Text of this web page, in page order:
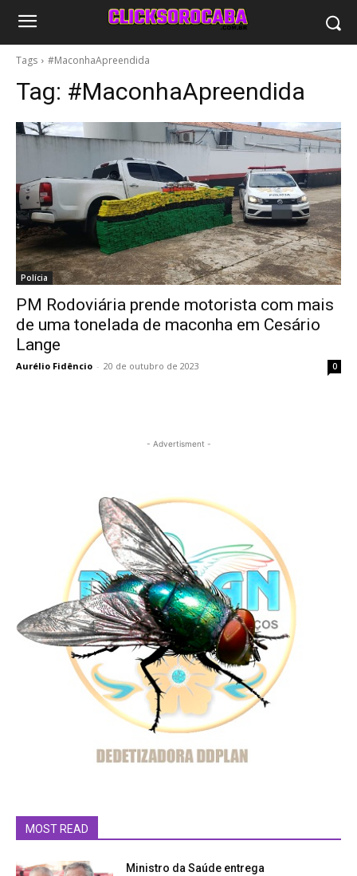
Tags #MaconhaApreendida
Tag: #MaconhaApreendida
Polícia
PM Rodoviária prende motorista com mais
de uma tonelada de maconha em Cesário
Lange
Aurélio Fidêncio - 20 de outubro de 2023 0
- Advertisment -
MOST READ
Ministro da Saúde entrega